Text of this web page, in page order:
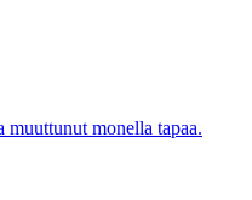
monella tapaa.